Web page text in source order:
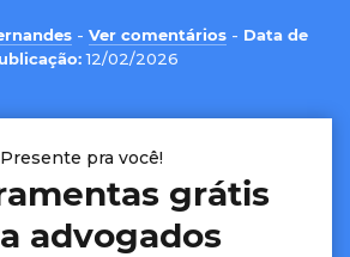
- Ver comentários - Data de
12/02/2026
Presente pra você!
grátis
advogados